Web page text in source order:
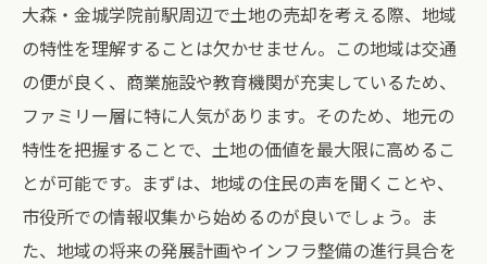
駅の土地売却
信頼できる不動産会社の特徴とは
地域に特化した不動産会社を選ぶ理由
口コミやレビューを活用した評価方法
実績のある不動産会社を見つけるコツ
コミュニケーションが円滑な会社の選び方
契約条件を重視した不動産会社の選定
大森・金城学院前駅周辺で土地の売却を考える際、地域
の特性を理解することは欠かせません。この地域は交通
の便が良く、商業施設や教育機関が充実しているため、
ファミリー層に特に人気があります。そのため、地元の
特性を把握することで、土地の価値を最大限に高めるこ
とが可能です。まずは、地域の住民の声を聞くことや、
市役所での情報収集から始めるのが良いでしょう。ま
た、地域の将来の発展計画やインフラ整備の進行具合を